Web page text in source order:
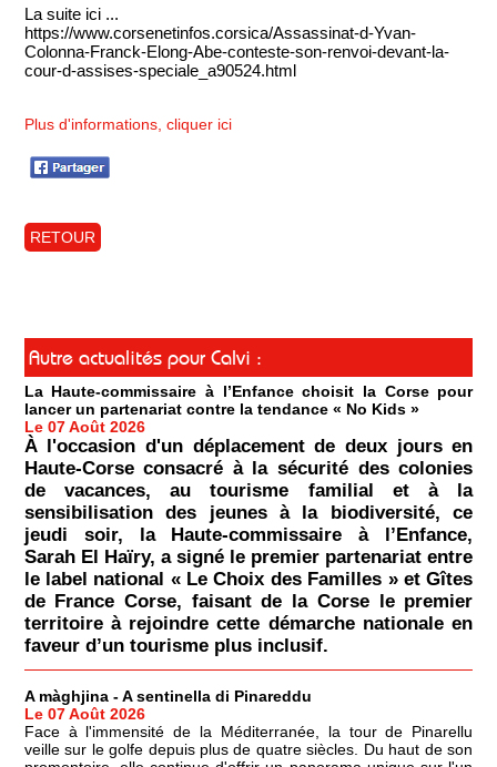
La suite ici ...
https://www.corsenetinfos.corsica/Assassinat-d-Yvan-
Colonna-Franck-Elong-Abe-conteste-son-renvoi-devant-la-
cour-d-assises-speciale_a90524.html
Plus d'informations, cliquer ici
RETOUR
Autre actualités pour Calvi :
La Haute-commissaire à l’Enfance choisit la Corse pour
lancer un partenariat contre la tendance « No Kids »
Le 07 Août 2026
À l'occasion d'un déplacement de deux jours en
Haute-Corse consacré à la sécurité des colonies
de vacances, au tourisme familial et à la
sensibilisation des jeunes à la biodiversité, ce
jeudi soir, la Haute-commissaire à l’Enfance,
Sarah El Haïry, a signé le premier partenariat entre
le label national « Le Choix des Familles » et Gîtes
de France Corse, faisant de la Corse le premier
territoire à rejoindre cette démarche nationale en
faveur d’un tourisme plus inclusif.
A màghjina - A sentinella di Pinareddu
Le 07 Août 2026
Face à l'immensité de la Méditerranée, la tour de Pinarellu
veille sur le golfe depuis plus de quatre siècles. Du haut de son